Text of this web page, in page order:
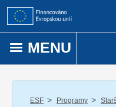
Přejít k obsahu
MENU
ESF / Programy /